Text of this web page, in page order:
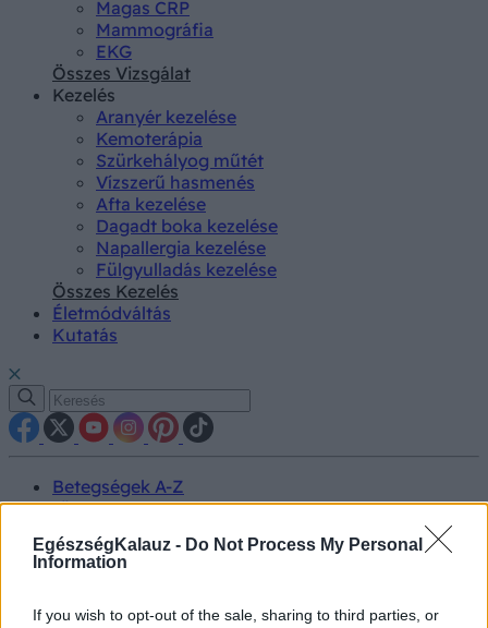
EgészségKalauz - Do Not Process My Personal
Information
If you wish to opt-out of the sale, sharing to third parties, or
Magas CRP
Mammográfia
EKG
Összes Vizsgálat
Kezelés
Aranyér kezelése
Kemoterápia
Szürkehályog műtét
Vízszerű hasmenés
Afta kezelése
Dagadt boka kezelése
Napallergia kezelése
Fülgyulladás kezelése
Összes Kezelés
Életmódváltás
Kutatás
Betegségek A-Z
Tünet
Kezelés
Életmódváltás
Prevenció